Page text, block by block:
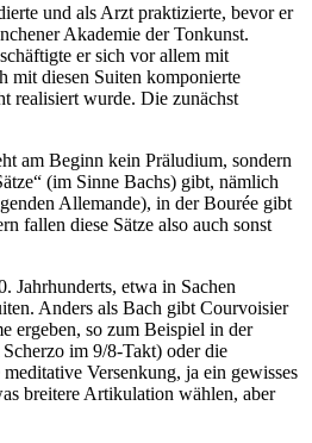
und als Arzt praktizierte, bevor er
Akademie der Tonkunst.
er sich vor allem mit
mit diesen Suiten komponierte
realisiert wurde. Die zunächst
am Beginn kein Präludium, sondern
(im Sinne Bachs) gibt, nämlich
Allemande), in der Bourée gibt
fallen diese Sätze also auch sonst
Jahrhunderts, etwa in Sachen
Anders als Bach gibt Courvoisier
ergeben, so zum Beispiel in der
im 9/8-Takt) oder die
Versenkung, ja ein gewisses
breitere Artikulation wählen, aber